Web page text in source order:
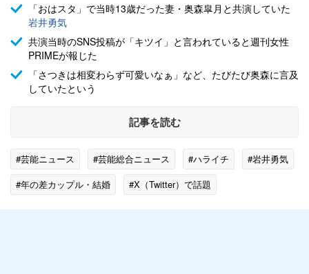
「おはスタ」で当時13歳だった妻・奥森皐月と共演していた
岩井勇気
共演当時のSNS投稿が「キツイ」と言われていると週刊女性
PRIMEが報じた
「さつきは相変わらず可愛いなぁ」など、たびたび奥森に言及
していたという
記事を読む
#芸能ニュース #芸能総合ニュース #ハライチ
#岩井勇気
#年の差カップル・結婚
#X（Twitter）で話題